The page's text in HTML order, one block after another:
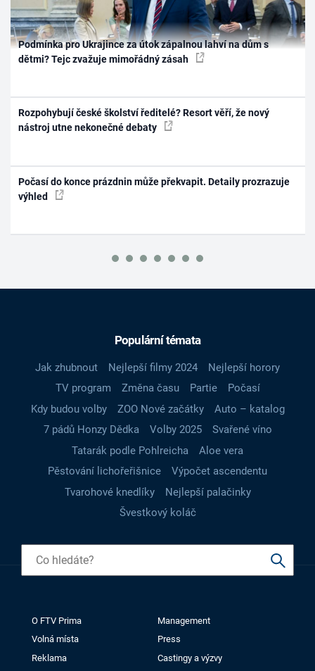
Podmínka pro Ukrajince za útok zápalnou lahví na dům s
dětmi? Tejc zvažuje mimořádný zásah
Rozpohybují české školství ředitelé? Resort věří, že nový
nástroj utne nekonečné debaty
Počasí do konce prázdnin může překvapit. Detaily prozrazuje
výhled
Populární témata
Jak zhubnout Nejlepší filmy 2024
Nejlepší horory
TV program
Změna času Partie
Počasí
Kdy budou volby
ZOO Nové začátky
Auto – katalog
7 pádů Honzy Dědka
Volby 2025
Svařené víno
Tatarák podle Pohlreicha
Aloe vera
Pěstování lichořeřišnice
Výpočet ascendentu
Tvarohové knedlíky
Nejlepší palačinky
Švestkový koláč
O FTV Prima
Management
Volná místa
Press
Reklama
Castingy a výzvy